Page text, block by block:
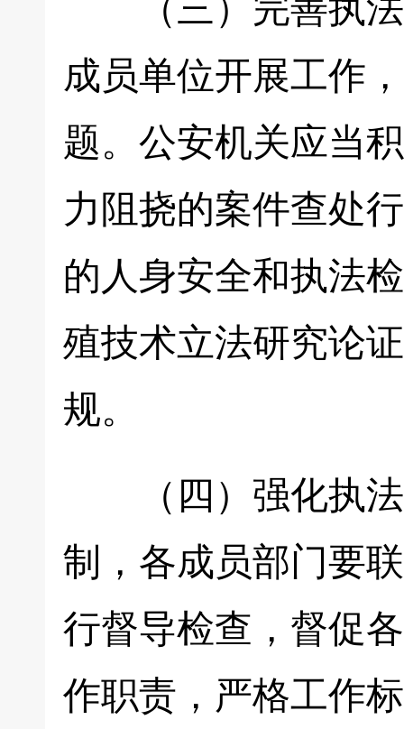
（三）完善执法
成员单位开展工作
题。公安机关应当
力阻挠的案件查处
的人身安全和执法
殖技术立法研究论
规。
（四）强化执法
制，各成员部门要
行督导检查，督促
作职责，严格工作